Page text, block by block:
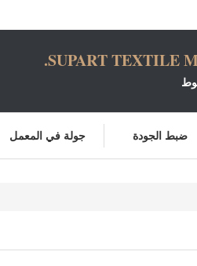
SUPART TEXTILE
جولة في المعمل ضبط الجودة